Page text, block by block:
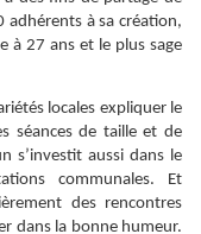
adhérents à sa création,
à 27 ans et le plus sage
locales expliquer le
séances de taille et de
s’investit aussi dans le
communales. Et
des rencontres
dans la bonne humeur.